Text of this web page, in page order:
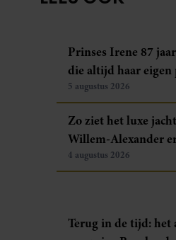
Prinses Irene 87
die altijd haar eigen
5 augustus 2026
Zo ziet het luxe
Willem-Alexander
4 augustus 2026
Terug in de tijd: het